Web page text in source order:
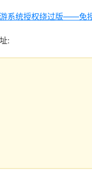
系统授权绕过版——免
: